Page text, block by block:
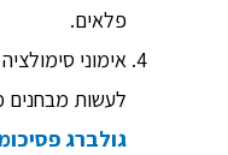
פלאים.
אימוני
לעשות
גולברג